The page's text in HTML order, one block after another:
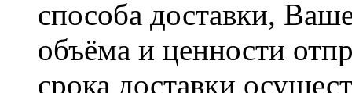
способа доставки,
объёма и ценности
срока доставки